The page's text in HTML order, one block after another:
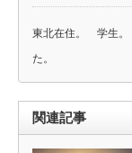
東北在住。 学生。
た。
関連記事